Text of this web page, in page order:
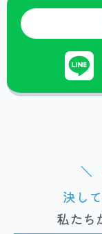
＼
決し
私たち